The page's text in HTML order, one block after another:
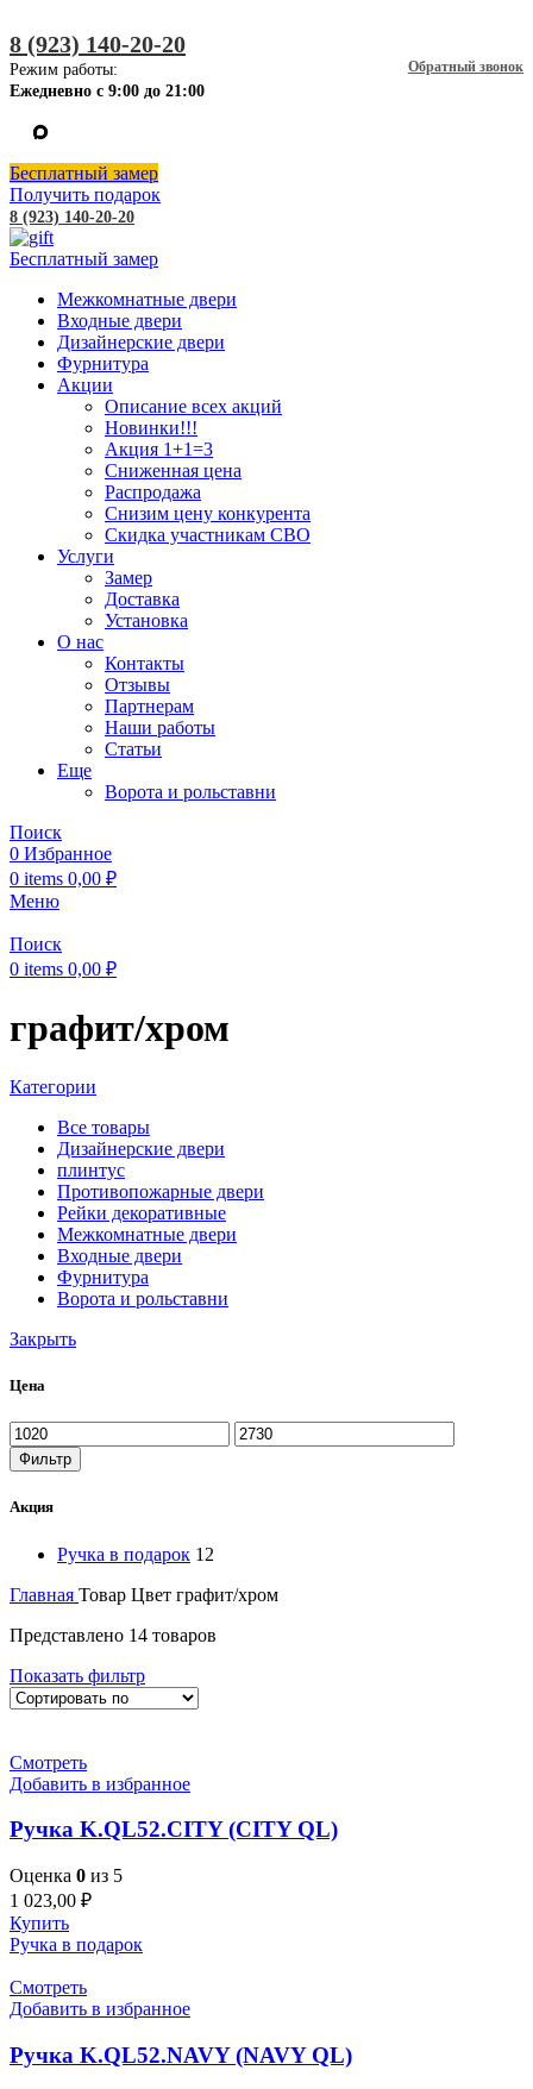
8 (923) 140-20-20
Обратный звонок
Режим работы:
Ежедневно с 9:00 до 21:00
Бесплатный замер
Получить подарок
8 (923) 140-20-20
Бесплатный замер
Межкомнатные двери
Входные двери
Дизайнерские двери
Фурнитура
Акции
Описание всех акций
Новинки!!!
Акция 1+1=3
Сниженная цена
Распродажа
Снизим цену конкурента
Скидка участникам СВО
Услуги
Замер
Доставка
Установка
О нас
Контакты
Отзывы
Партнерам
Наши работы
Статьи
Еще
Ворота и рольставни
Поиск
0 Избранное
0 items 0,00 ₽
Меню
Поиск
0 items 0,00 ₽
графит/хром
Категории
Все товары
Дизайнерские двери
плинтус
Противопожарные двери
Рейки декоративные
Межкомнатные двери
Входные двери
Фурнитура
Ворота и рольставни
Закрыть
Цена
Фильтр
Акция
Ручка в подарок 12
Главная Товар Цвет графит/хром
Представлено 14 товаров
Показать фильтр
Смотреть
Добавить в избранное
Ручка K.QL52.CITY (CITY QL)
Оценка 0 из 5
1 023,00 ₽
Купить
Ручка в подарок
Смотреть
Добавить в избранное
Ручка K.QL52.NAVY (NAVY QL)